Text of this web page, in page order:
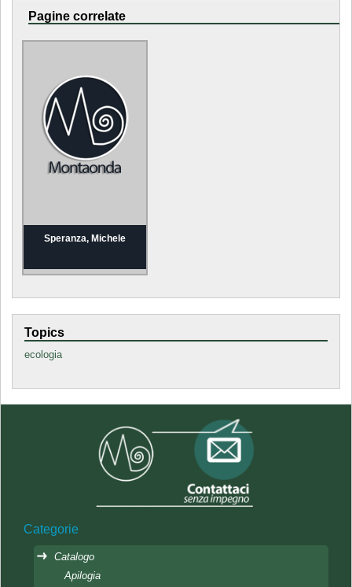
Pagine correlate
Speranza, Michele
Topics
ecologia
Categorie
Catalogo
Apilogia